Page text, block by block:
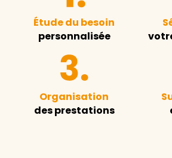
Étude du besoin
personnalisée
Organisation
des prestations